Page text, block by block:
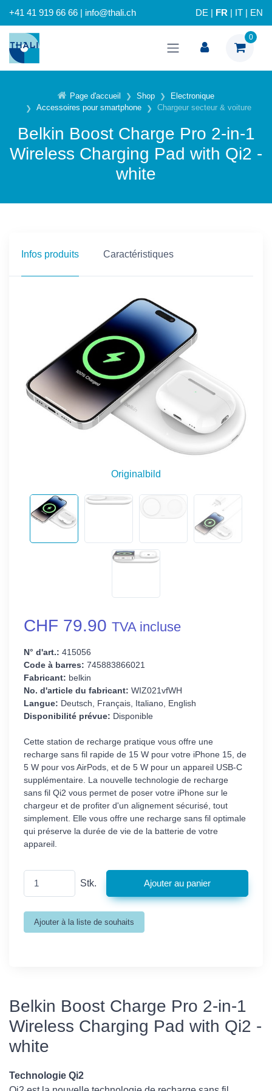
+41 41 919 66 66 | info@thali.ch DE FR IT EN
0
Page d'accueil Shop
Electronique
Accessoires pour smartphone
Chargeur secteur & voiture
Belkin Boost Charge Pro 2-in-1
Wireless Charging Pad with Qi2 -
white
Infos produits Caractéristiques
Originalbild
CHF 79.90 TVA incluse
N° d'art.: 415056
Code à barres: 745883866021
Fabricant: belkin
No. d'article du fabricant: WIZ021vfWH
Langue: Deutsch, Français, Italiano, English
Disponibilité prévue: Disponible
Cette station de recharge pratique vous offre une
recharge sans fil rapide de 15 W pour votre iPhone 15, de
5 W pour vos AirPods, et de 5 W pour un appareil USB-C
supplémentaire. ‌La nouvelle technologie de recharge
sans fil Qi2 vous permet de poser votre iPhone sur le
chargeur et de profiter d'un alignement sécurisé, tout
simplement. Elle vous offre une recharge sans fil optimale
qui préserve la durée de vie de la batterie de votre
appareil.
Stk.
Belkin Boost Charge Pro 2-in-1
Wireless Charging Pad with Qi2 -
white
Technologie Qi2